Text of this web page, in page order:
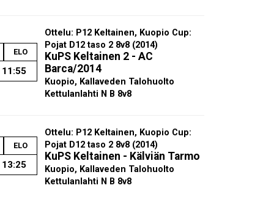
ELO
11:55
Ottelu: P12 Keltainen, Kuopio Cup:
Pojat D12 taso 2 8v8 (2014)
KuPS Keltainen 2 - AC
Barca/2014
Kuopio, Kallaveden Talohuolto
Kettulanlahti N B 8v8
ELO
13:25
Ottelu: P12 Keltainen, Kuopio Cup:
Pojat D12 taso 2 8v8 (2014)
KuPS Keltainen - Kälviän Tarmo
Kuopio, Kallaveden Talohuolto
Kettulanlahti N B 8v8